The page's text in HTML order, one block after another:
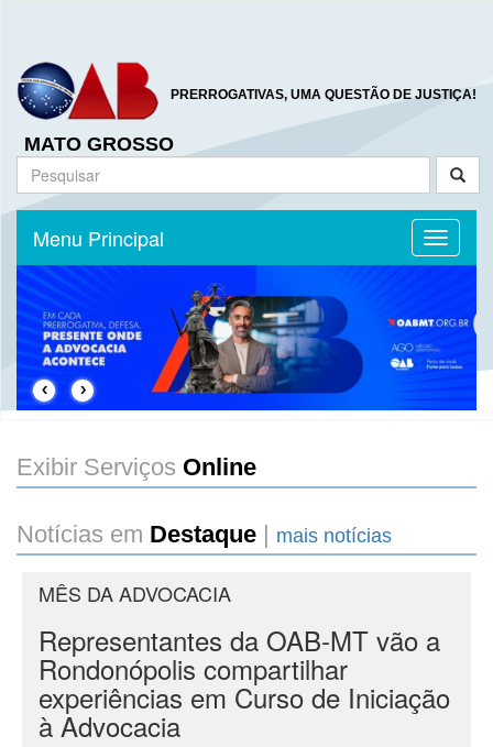
PRERROGATIVAS, UMA QUESTÃO DE JUSTIÇA!
MATO GROSSO
Toggle
Menu Principal
‹ ›
Exibir Serviços Online
Notícias em Destaque mais notícias
MÊS DA ADVOCACIA
Representantes da OAB-MT vão a
Rondonópolis compartilhar
experiências em Curso de Iniciação
à Advocacia